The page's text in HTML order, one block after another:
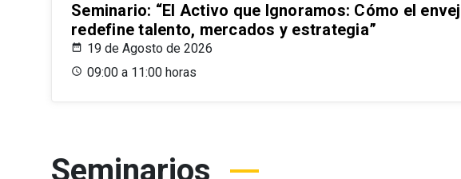
Seminario: “El Activo que Ignoramos: Cómo el
redefine talento, mercados y estrategia”
19 de Agosto de 2026
09:00 a 11:00 horas
Seminarios